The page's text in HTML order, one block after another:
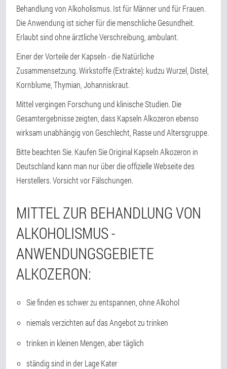
Behandlung von Alkoholismus. Ist für Männer und für Frauen.
Die Anwendung ist sicher für die menschliche Gesundheit.
Erlaubt sind ohne ärztliche Verschreibung, ambulant.
Einer der Vorteile der Kapseln - die Natürliche
Zusammensetzung. Wirkstoffe (Extrakte): kudzu Wurzel, Distel,
Kornblume, Thymian, Johanniskraut.
Mittel vergingen Forschung und klinische Studien. Die
Gesamtergebnisse zeigten, dass Kapseln Alkozeron ebenso
wirksam unabhängig von Geschlecht, Rasse und Altersgruppe.
Bitte beachten Sie. Kaufen Sie Original Kapseln Alkozeron in
Deutschland kann man nur über die offizielle Webseite des
Herstellers. Vorsicht vor Fälschungen.
MITTEL ZUR BEHANDLUNG VON
ALKOHOLISMUS -
ANWENDUNGSGEBIETE
ALKOZERON:
Sie finden es schwer zu entspannen, ohne Alkohol
niemals verzichten auf das Angebot zu trinken
trinken in kleinen Mengen, aber täglich
ständig sind in der Lage Kater